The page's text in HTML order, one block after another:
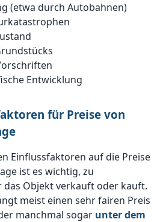
(etwa durch Autobahnen)
Entwicklung
für Preise von
Einflussfaktoren auf die Preise
ist es wichtig, zu
das Objekt verkauft oder kauft.
meist einen sehr fairen Preis
manchmal sogar unter dem